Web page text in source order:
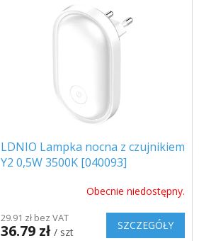
u
w
LDNIO Lampka nocna z czujnikiem
Y2 0,5W 3500K [040093]
Obecnie niedostępny.
29.91 zł bez VAT
36.79 zł / szt
SZCZEGÓŁY